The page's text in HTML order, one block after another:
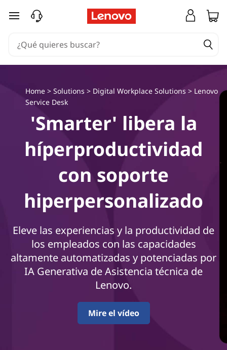
AIr al contenido principal
Home > Solutions > Digital Workplace Solutions > Lenovo
Service Desk
'Smarter' libera la
híperproductividad
con soporte
hiperpersonalizado
Eleve las experiencias y la productividad de
los empleados con las capacidades
altamente automatizadas y potenciadas por
IA Generativa de Asistencia técnica de
Lenovo.
Mire el vídeo